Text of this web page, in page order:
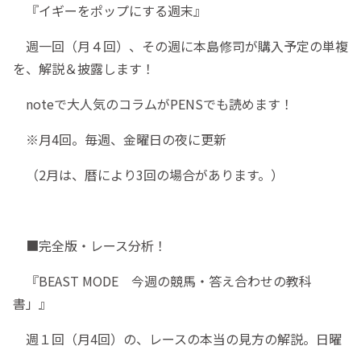
『イギーをポップにする週末』
週一回（月４回）、その週に本島修司が購入予定の単複
を、解説＆披露します！
noteで大人気のコラムがPENSでも読めます！
※月4回。毎週、金曜日の夜に更新
（2月は、暦により3回の場合があります。）
■完全版・レース分析！
『BEAST MODE 今週の競馬・答え合わせの教科
書」』
週１回（月4回）の、レースの本当の見方の解説。日曜